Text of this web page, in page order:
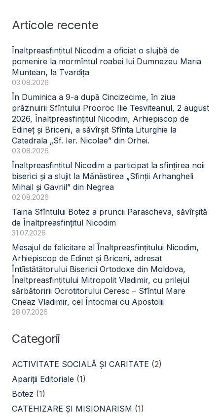
Articole recente
Înaltpreasfințitul Nicodim a oficiat o slujbă de
pomenire la mormîntul roabei lui Dumnezeu Maria
Muntean, la Tvardița
03.08.2026
În Duminica a 9-a după Cincizecime, în ziua
prăznuirii Sfîntului Prooroc Ilie Tesviteanul, 2 august
2026, Înaltpreasfințitul Nicodim, Arhiepiscop de
Edineț și Briceni, a săvîrșit Sfînta Liturghie la
Catedrala „Sf. Ier. Nicolae” din Orhei.
03.08.2026
Înaltpreasfințitul Nicodim a participat la sfințirea noii
biserici și a slujit la Mănăstirea „Sfinții Arhangheli
Mihail și Gavriil” din Negrea
02.08.2026
Taina Sfîntului Botez a pruncii Parascheva, săvîrșită
de Înaltpreasfințitul Nicodim
31.07.2026
Mesajul de felicitare al Înaltpreasfințitului Nicodim,
Arhiepiscop de Edineț și Briceni, adresat
Întîistătătorului Bisericii Ortodoxe din Moldova,
Înaltpreasfințitului Mitropolit Vladimir, cu prilejul
sărbătoririi Ocrotitorului Ceresc – Sfîntul Mare
Cneaz Vladimir, cel Întocmai cu Apostolii
28.07.2026
Categorii
ACTIVITATE SOCIALĂ ŞI CARITATE (2)
Apariții Editoriale (1)
Botez (1)
CATEHIZARE ŞI MISIONARISM (1)